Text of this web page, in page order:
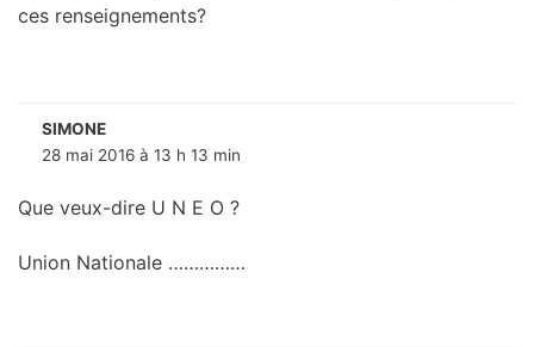
ces renseignements?
SIMONE
28 mai 2016 à 13 h 13 min
Que veux-dire U N E O ?
Union Nationale ……………